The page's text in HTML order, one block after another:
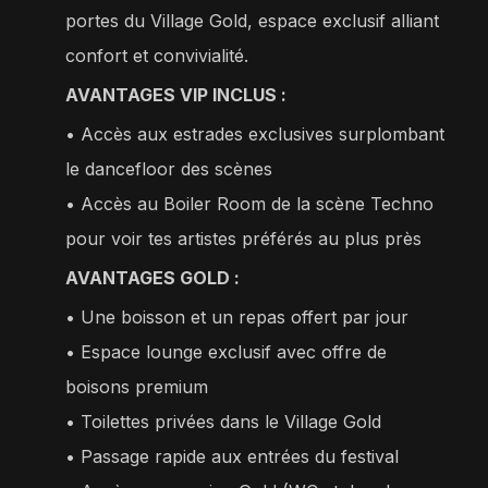
portes du Village Gold, espace exclusif alliant
confort et convivialité.
AVANTAGES VIP INCLUS :
• Accès aux estrades exclusives surplombant
le dancefloor des scènes
•⁠ ⁠Accès au Boiler Room de la scène Techno
pour voir tes artistes préférés au plus près
AVANTAGES GOLD :
• Une boisson et un repas offert par jour
•⁠ ⁠Espace lounge exclusif avec offre de
boisons premium
•⁠ ⁠Toilettes privées dans le Village Gold
•⁠ ⁠Passage rapide aux entrées du festival